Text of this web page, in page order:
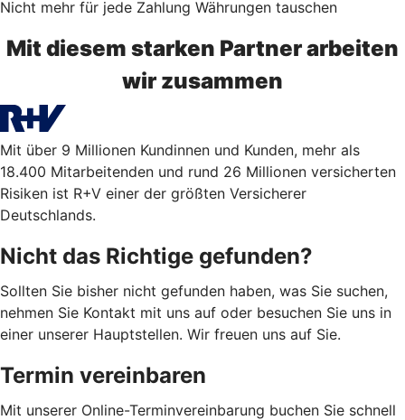
Nicht mehr für jede Zahlung Währungen tauschen
Mit diesem starken Partner arbeiten
wir zusammen
Mit über 9 Millionen Kundinnen und Kunden, mehr als
18.400 Mitarbeitenden und rund 26 Millionen versicherten
Risiken ist R+V einer der größten Versicherer
Deutschlands.
Nicht das Richtige gefunden?
Sollten Sie bisher nicht gefunden haben, was Sie suchen,
nehmen Sie Kontakt mit uns auf oder besuchen Sie uns in
einer unserer Hauptstellen. Wir freuen uns auf Sie.
Termin vereinbaren
Mit unserer Online-Terminvereinbarung buchen Sie schnell